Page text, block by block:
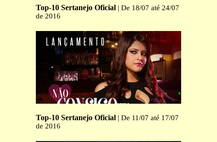
Top-10 Sertanejo Oficial | De 18/07 até 24/07
de 2016
Top-10 Sertanejo Oficial | De 11/07 até 17/07
de 2016